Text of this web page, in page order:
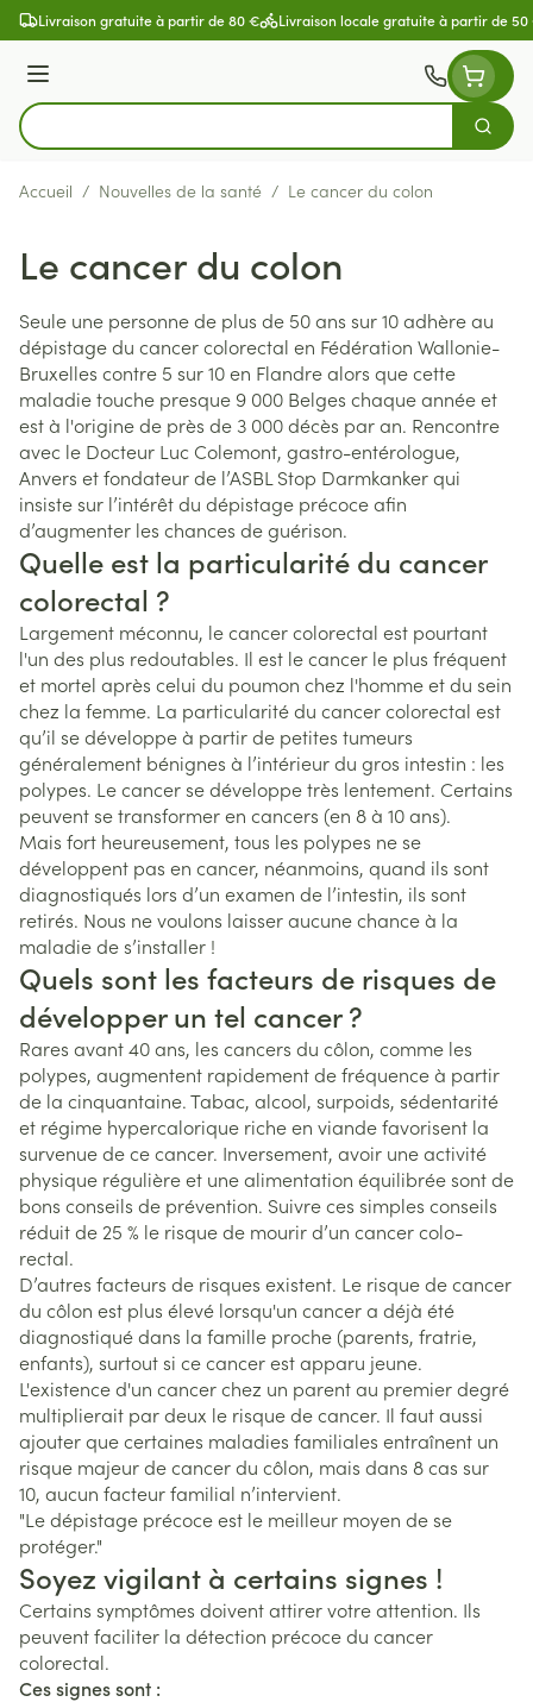
Aller au contenu
Livraison gratuite à partir de 80 € Livraison locale gratuite à partir de
Menu
Rechercher
Accueil / Nouvelles de la santé / Le cancer du colon
Le cancer du colon
Seule une personne de plus de 50 ans sur 10 adhère au
dépistage du cancer colorectal en Fédération Wallonie-
Bruxelles contre 5 sur 10 en Flandre alors que cette
maladie touche presque 9 000 Belges chaque année et
est à l'origine de près de 3 000 décès par an. Rencontre
avec le Docteur Luc Colemont, gastro-entérologue,
Anvers et fondateur de l’ASBL Stop Darmkanker qui
insiste sur l’intérêt du dépistage précoce afin
d’augmenter les chances de guérison.
Quelle est la particularité du cancer
colorectal ?
Largement méconnu, le cancer colorectal est pourtant
l'un des plus redoutables. Il est le cancer le plus fréquent
et mortel après celui du poumon chez l'homme et du sein
chez la femme. La particularité du cancer colorectal est
qu’il se développe à partir de petites tumeurs
généralement bénignes à l’intérieur du gros intestin : les
polypes. Le cancer se développe très lentement. Certains
peuvent se transformer en cancers (en 8 à 10 ans).
Mais fort heureusement, tous les polypes ne se
développent pas en cancer, néanmoins, quand ils sont
diagnostiqués lors d’un examen de l’intestin, ils sont
retirés. Nous ne voulons laisser aucune chance à la
maladie de s’installer !
Quels sont les facteurs de risques de
développer un tel cancer ?
Rares avant 40 ans, les cancers du côlon, comme les
polypes, augmentent rapidement de fréquence à partir
de la cinquantaine. Tabac, alcool, surpoids, sédentarité
et régime hypercalorique riche en viande favorisent la
survenue de ce cancer. Inversement, avoir une activité
physique régulière et une alimentation équilibrée sont de
bons conseils de prévention. Suivre ces simples conseils
réduit de 25 % le risque de mourir d’un cancer colo-
rectal.
D’autres facteurs de risques existent. Le risque de cancer
du côlon est plus élevé lorsqu'un cancer a déjà été
diagnostiqué dans la famille proche (parents, fratrie,
enfants), surtout si ce cancer est apparu jeune.
L'existence d'un cancer chez un parent au premier degré
multiplierait par deux le risque de cancer. Il faut aussi
ajouter que certaines maladies familiales entraînent un
risque majeur de cancer du côlon, mais dans 8 cas sur
10, aucun facteur familial n’intervient.
"Le dépistage précoce est le meilleur moyen de se
protéger."
Soyez vigilant à certains signes !
Certains symptômes doivent attirer votre attention. Ils
peuvent faciliter la détection précoce du cancer
colorectal.
Ces signes sont :